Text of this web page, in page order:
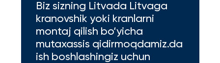
Biz sizning Litvada Litvaga
kranovshik yoki kranlarni
montaj qilish bo‘yicha
mutaxassis qidirmoqdamiz.da
ish boshlashingiz uchun